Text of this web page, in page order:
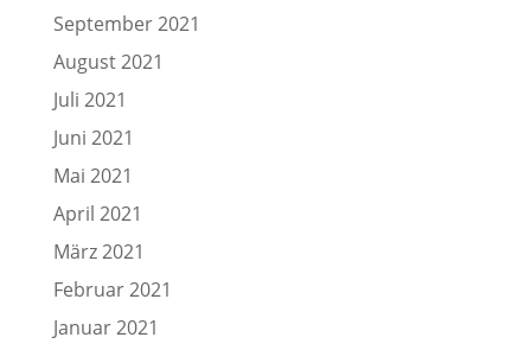
September 2021
August 2021
Juli 2021
Juni 2021
Mai 2021
April 2021
März 2021
Februar 2021
Januar 2021